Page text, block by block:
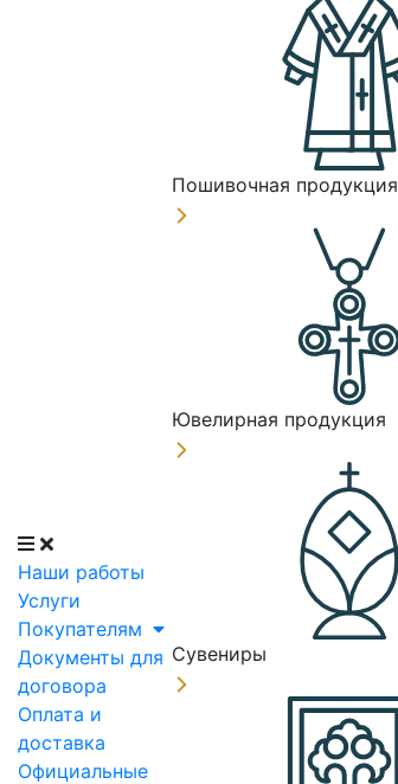
Наши работы
Услуги
Покупателям
Документы для
договора
Оплата и
доставка
Официальные
Пошивочная продукция
Ювелирная продукция
Сувениры